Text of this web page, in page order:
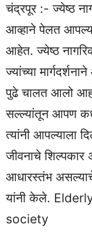
चंद्रपूर :- ज्येष्ठ
आव्हाने पेलत
आहेत. ज्येष्ठ
ज्यांच्या
पुढे चालत आलो
सल्ल्यांतून आपण
त्यांनी आपल्याला
जीवनाचे
आधारस्तंभ
यांनी केले.
society